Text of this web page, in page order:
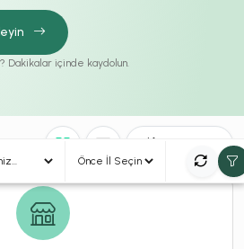
Dakikalar içinde kaydolun.